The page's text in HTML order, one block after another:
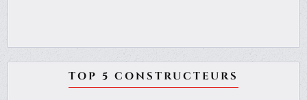
TOP 5 CONSTRUCTEURS